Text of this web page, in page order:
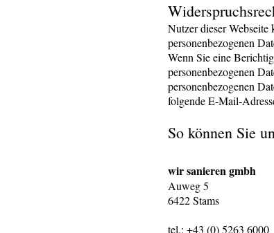
Nutzer dieser
personenbezogenen
Wenn Sie eine
personenbezogenen
personenbezogenen
folgende E-Mail-
So können Sie
wir sanieren gmbh
Auweg 5
6422 Stams
tel.: +43 (0) 5263 6000